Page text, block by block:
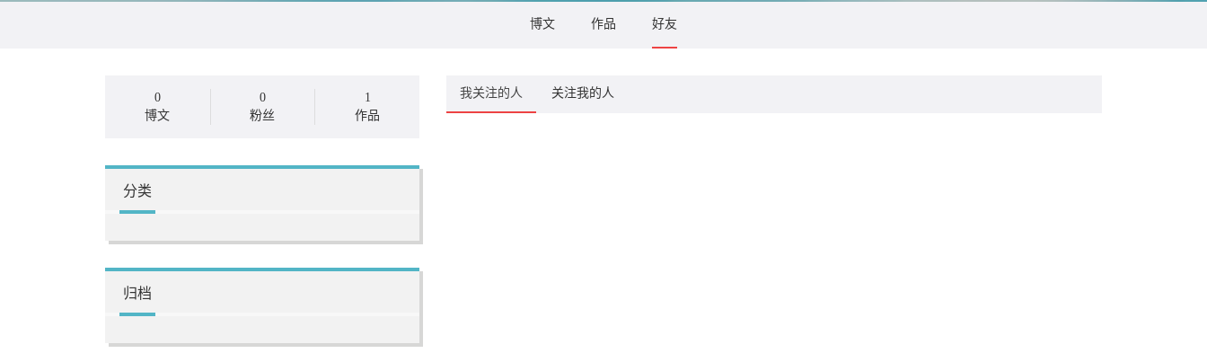
博文 作品 好友
0
博文
0
粉丝
1
作品
分类
归档
我关注的人 关注我的人